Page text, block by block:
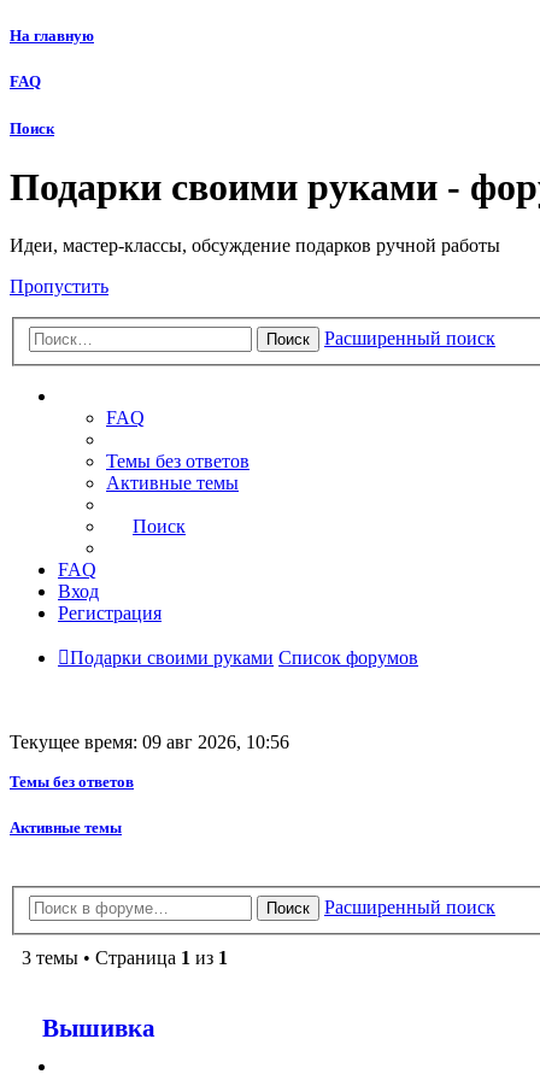
На главную
FAQ
Поиск
Подарки своими руками -
Идеи, мастер-классы, обсуждение подарков ручной работы
Пропустить
Поиск Расширенный поиск
FAQ
Темы без ответов
Активные темы
Поиск
FAQ
Вход
Регистрация
Подарки своими руками Список форумов
Текущее время: 09 авг 2026, 10:56
Темы без ответов
Активные темы
Поиск Расширенный поиск
3 темы • Страница 1 из 1
Вышивка